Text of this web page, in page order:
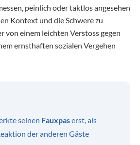
peinlich oder taktlos angesehen
Kontext und die Schwere zu
von einem leichten Verstoss gegen
ernsthaften sozialen Vergehen
seinen Fauxpaserst, als
der anderen Gäste